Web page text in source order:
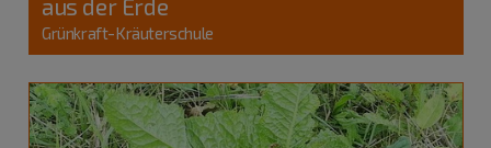
aus der Erde
Grünkraft-Kräuterschule